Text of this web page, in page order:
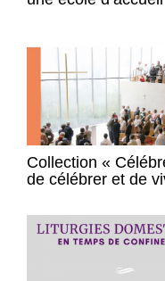
Collection «
de célébrer et de